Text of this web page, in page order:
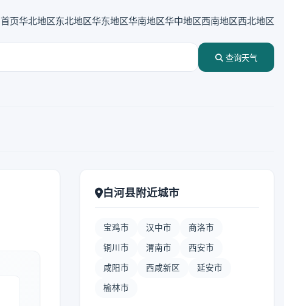
首页华北地区东北地区华东地区华南地区华中地区西南地区西北地区
查询天气
白河县附近城市
宝鸡市 汉中市 商洛市
铜川市 渭南市 西安市
咸阳市 西咸新区 延安市
榆林市